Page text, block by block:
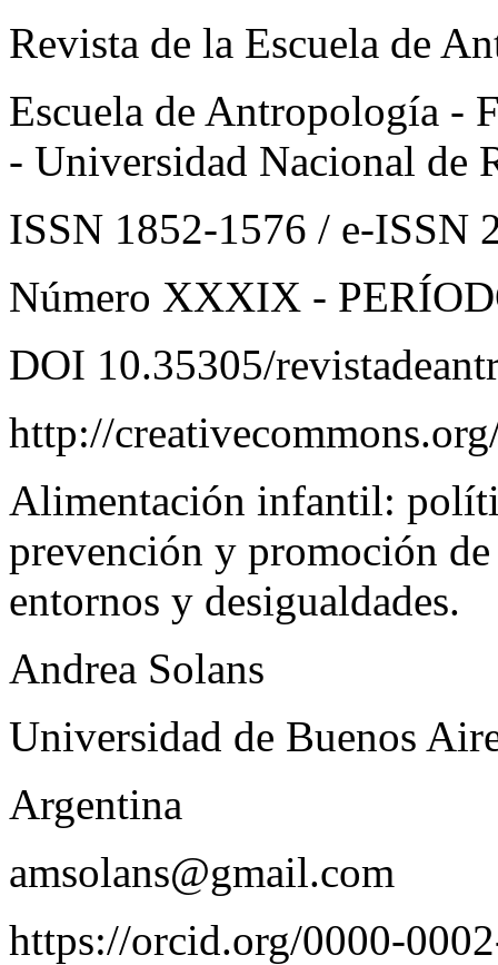
Revista de la Escuela de
Escuela de Antropología -
- Universidad Nacional de
ISSN 1852-1576 / e-ISSN
Número XXXIX -
DOI 10.35305/
http://
Alimentación infantil:
prevención y promoción
entornos y desigualdades.
Andrea Solans
Universidad de Buenos
Argentina
amsolans@gmail.com
https://orcid.org/0000-